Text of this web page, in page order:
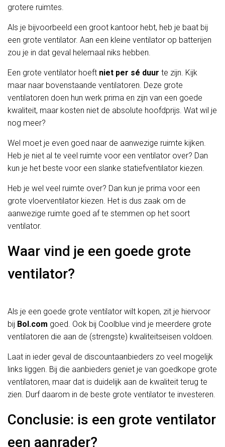
grotere ruimtes.
Als je bijvoorbeeld een groot kantoor hebt, heb je baat bij
een grote ventilator. Aan een kleine ventilator op batterijen
zou je in dat geval helemaal niks hebben.
Een grote ventilator hoeft niet per sé duur te zijn. Kijk
maar naar bovenstaande ventilatoren. Deze grote
ventilatoren doen hun werk prima en zijn van een goede
kwaliteit, maar kosten niet de absolute hoofdprijs. Wat wil je
nog meer?
Wel moet je even goed naar de aanwezige ruimte kijken.
Heb je niet al te veel ruimte voor een ventilator over? Dan
kun je het beste voor een slanke statiefventilator kiezen.
Heb je wel veel ruimte over? Dan kun je prima voor een
grote vloerventilator kiezen. Het is dus zaak om de
aanwezige ruimte goed af te stemmen op het soort
ventilator.
Waar vind je een goede grote
ventilator?
Als je een goede grote ventilator wilt kopen, zit je hiervoor
bij Bol.com goed. Ook bij Coolblue vind je meerdere grote
ventilatoren die aan de (strengste) kwaliteitseisen voldoen.
Laat in ieder geval de discountaanbieders zo veel mogelijk
links liggen. Bij die aanbieders geniet je van goedkope grote
ventilatoren, maar dat is duidelijk aan de kwaliteit terug te
zien. Durf daarom in de beste grote ventilator te investeren.
Conclusie: is een grote ventilator
een aanrader?